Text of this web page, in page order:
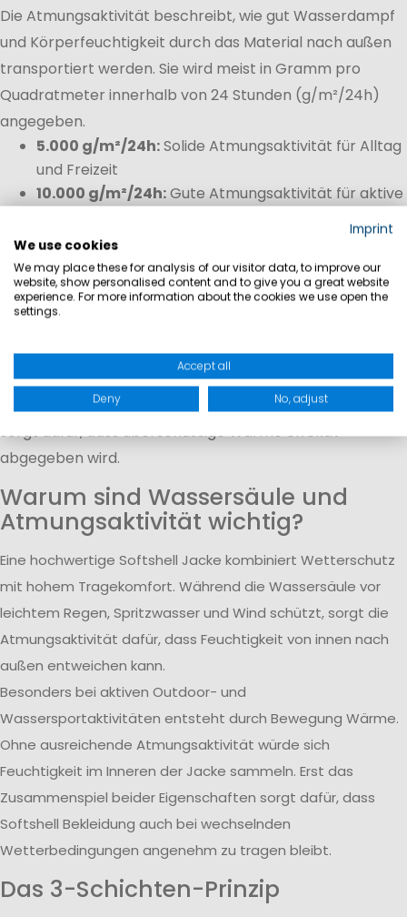
Die Atmungsaktivität beschreibt, wie gut Wasserdampf
und Körperfeuchtigkeit durch das Material nach außen
transportiert werden. Sie wird meist in Gramm pro
Quadratmeter innerhalb von 24 Stunden (g/m²/24h)
angegeben.
5.000 g/m²/24h:Solide Atmungsaktivität für Alltag
und Freizeit
10.000 g/m²/24h:Gute Atmungsaktivität für aktive
15.000 g/m²/24h+:
Feuchtigkeitstransport bei hoher körperlicher
Belastung
das Körperklima während der Bewegung. Gerade beim
Segeln, Wandern oder längeren Aufenthalten im Freien
verhindert atmungsaktives Material einen Hitzestau und
sorgt dafür, dass überschüssige Wärme effektiv
abgegeben wird.
Warum sind Wassersäule und
Atmungsaktivität wichtig?
Eine hochwertige Softshell Jacke kombiniert Wetterschutz
mit hohem Tragekomfort. Während die Wassersäule vor
leichtem Regen, Spritzwasser und Wind schützt, sorgt die
Atmungsaktivität dafür, dass Feuchtigkeit von innen nach
außen entweichen kann.
Besonders bei aktiven Outdoor- und
Wassersportaktivitäten entsteht durch Bewegung Wärme.
Ohne ausreichende Atmungsaktivität würde sich
Feuchtigkeit im Inneren der Jacke sammeln. Erst das
Zusammenspiel beider Eigenschaften sorgt dafür, dass
Softshell Bekleidung auch bei wechselnden
Wetterbedingungen angenehm zu tragen bleibt.
Das 3-Schichten-Prinzip
Imprint
We use cookies
We may place these for analysis of our visitor data, to improve our
website, show personalised content and to give you a great website
experience. For more information about the cookies we use open the
settings.
Accept all
Deny No, adjust